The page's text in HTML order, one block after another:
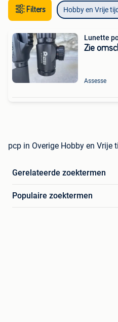
Filters Hobby en Vrije tijd
Lunette
Zie
Assesse
pcp in Overige Hobby en Vrije
Gerelateerde zoektermen
Populaire zoektermen